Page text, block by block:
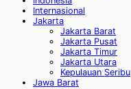
Internasional
Jakarta
Jakarta Barat
Jakarta Pusat
Jakarta Timur
Jakarta Utara
Kepulauan Seribu
Jawa Barat